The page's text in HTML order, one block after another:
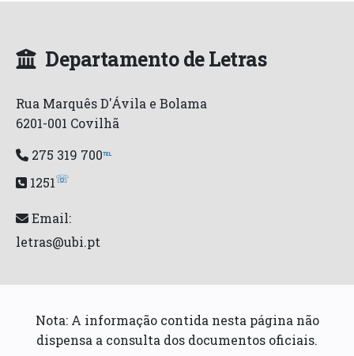
Departamento de Letras
Rua Marquês D'Ávila e Bolama
6201-001 Covilhã
275 319 700℡
1251☏
Email:
letras@ubi.pt
Nota: A informação contida nesta página não
dispensa a consulta dos documentos oficiais.